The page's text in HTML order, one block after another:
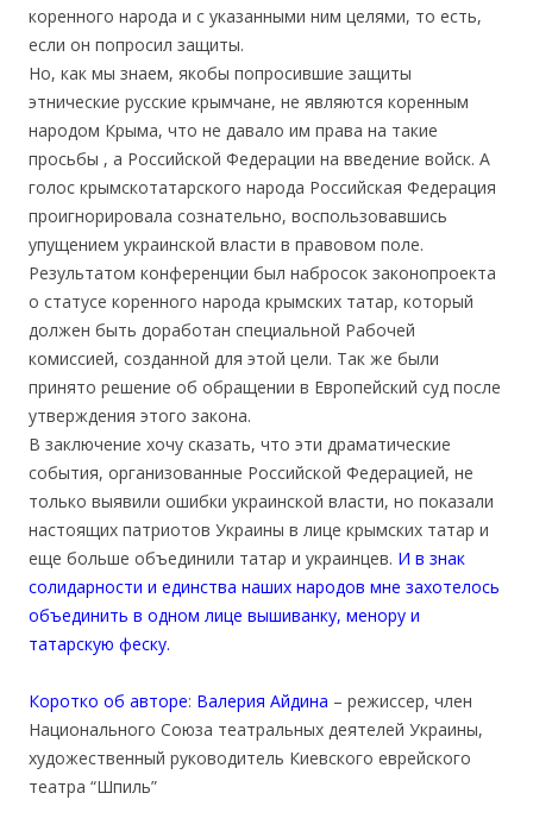
коренного народа и с указанными ним целями, то есть,
если он попросил защиты.
Но, как мы знаем, якобы попросившие защиты
этнические русские крымчане, не являются коренным
народом Крыма, что не давало им права на такие
просьбы , а Российской Федерации на введение войск. А
голос крымскотатарского народа Российская Федерация
проигнорировала сознательно, воспользовавшись
упущением украинской власти в правовом поле.
Результатом конференции был набросок законопроекта
о статусе коренного народа крымских татар, который
должен быть доработан специальной Рабочей
комиссией, созданной для этой цели. Так же были
принято решение об обращении в Европейский суд после
утверждения этого закона.
В заключение хочу сказать, что эти драматические
события, организованные Российской Федерацией, не
только выявили ошибки украинской власти, но показали
настоящих патриотов Украины в лице крымских татар и
еще больше объединили татар и украинцев. И в знак
солидарности и единства наших народов мне захотелось
объединить в одном лице вышиванку, менору и
татарскую феску.
Коротко об авторе: Валерия Айдина – режиссер, член
Национального Союза театральных деятелей Украины,
художественный руководитель Киевского еврейского
театра “Шпиль”